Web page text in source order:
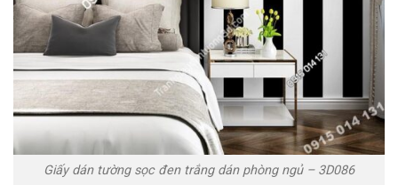
Giấy dán tường sọc đen trắng dán phòng ngủ – 3D086